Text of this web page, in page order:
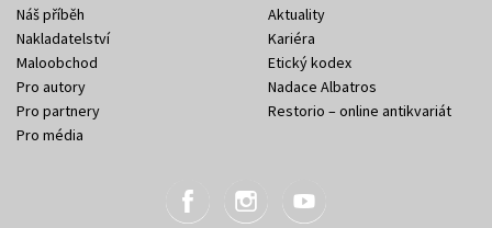
Náš příběh
Nakladatelství
Maloobchod
Pro autory
Pro partnery
Pro média
Aktuality
Kariéra
Etický kodex
Nadace Albatros
Restorio – online antikvariát